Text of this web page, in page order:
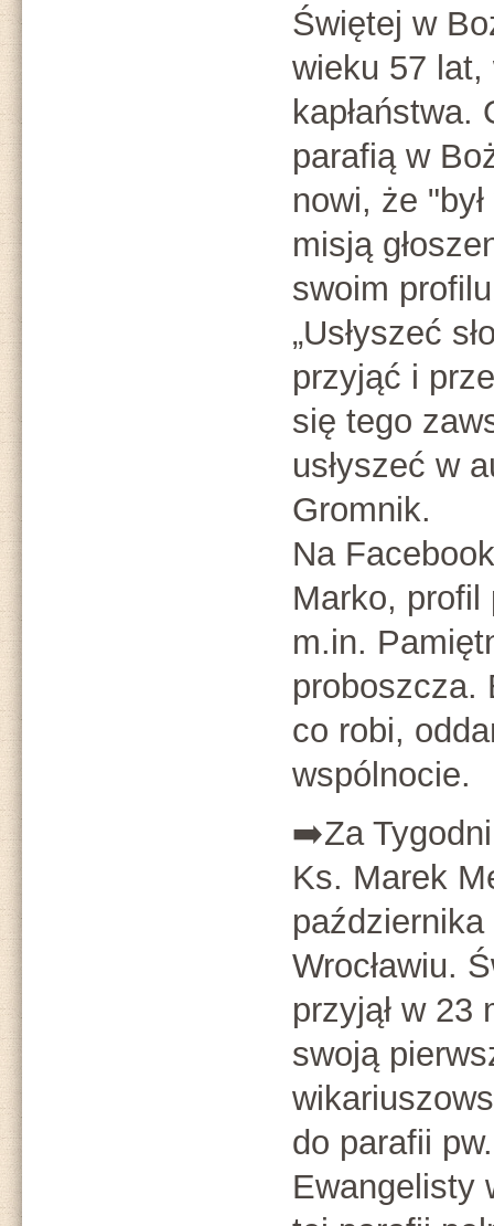
Świętej w
wieku 57
parafią w
nowi, że
misją
swoim
„Usłyszeć
przyjąć i
się tego
usłyszeć w
Gromnik.
Na
Marko, profil
m.in.
proboszcza.
co robi,
wspólnocie.
➡️Za
Ks. Marek
Wrocławiu.
przyjął w 23
swoją
do parafii
Ewangelisty